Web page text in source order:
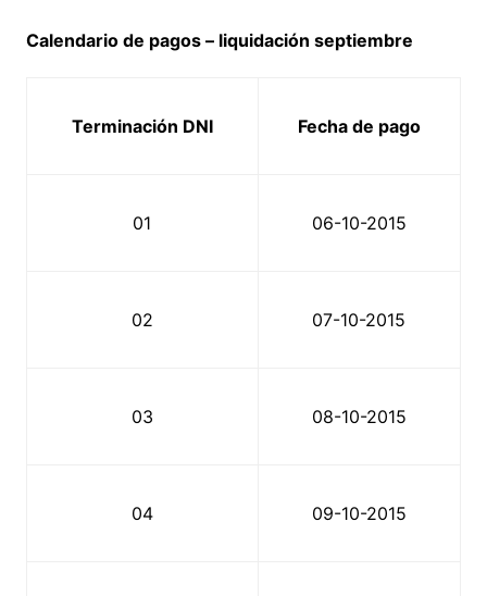
Calendario de pagos – liquidación septiembre
Terminación DNI Fecha de pago
01 06-10-2015
02 07-10-2015
03 08-10-2015
04 09-10-2015